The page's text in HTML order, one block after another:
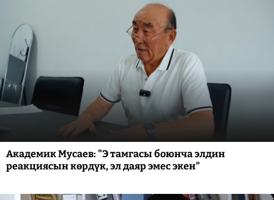
Академик Мусаев: "Э тамгасы боюнча элдин
реакциясын көрдүк, эл даяр эмес экен"